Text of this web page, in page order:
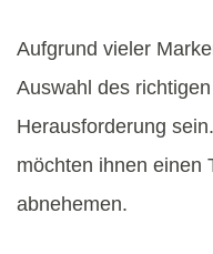
Aufgrund vieler
Auswahl des
Herausforderung
möchten ihnen einen
abnehemen.